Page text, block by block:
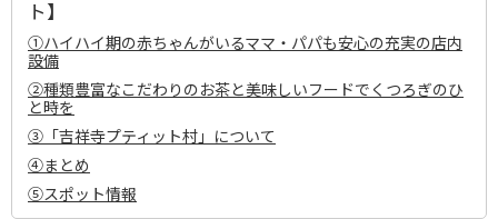
ト】
①ハイハイ期の赤ちゃんがいるママ・パパも安心の充実の店内
設備
②種類豊富なこだわりのお茶と美味しいフードでくつろぎのひ
と時を
③「吉祥寺プティット村」について
④まとめ
⑤スポット情報